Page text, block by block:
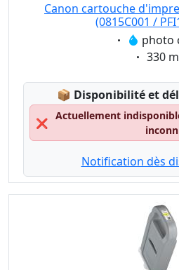
Canon cartouche
(0815C001 /
Eigenschaft:
photo
330
📦 Lagerstatus:
Disponibilité et
❌
Actuellement
Notification dès